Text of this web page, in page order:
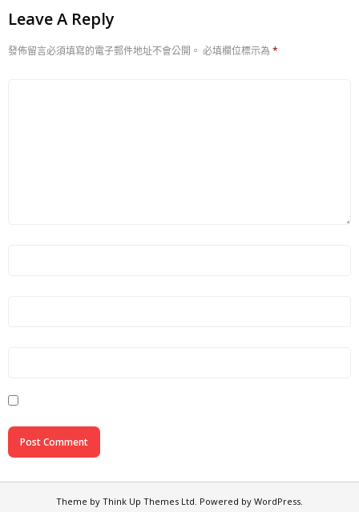
Leave A Reply
發佈留言必須填寫的電子郵件地址不會公開。 必填欄位標示為 *
Theme by Think Up Themes Ltd. Powered by WordPress.